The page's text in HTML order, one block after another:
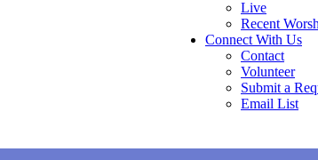
Live
Recent
Connect With Us
Contact
Volunteer
Submit a
Email List